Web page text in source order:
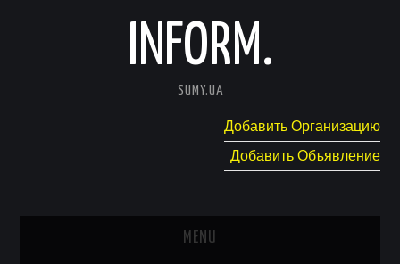
INFORM.
SUMY.UA
Добавить Организацию
Добавить Объявление
MENU